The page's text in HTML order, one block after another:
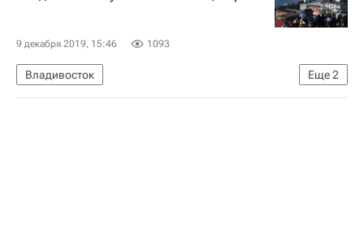
9 декабря 2019, 15:46 1093
Еще2
Владивосток
Агентство Дальнего Востока по привлечению инвестиций и поддержке экспорта